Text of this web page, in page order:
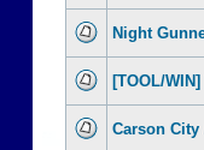
Night
[TOOL/
Carson City